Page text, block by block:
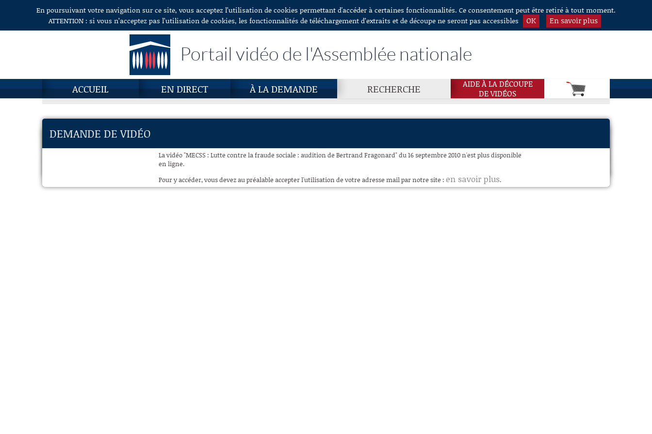
Aller au contenuEn poursuivant votre navigation sur ce site, vous acceptez l’utilisation de cookies permettant d'accéder à certaines fonctionnalités. Ce consentement peut être retiré à tout moment.
ATTENTION : si vous n’acceptez pas l’utilisation de cookies, les fonctionnalités de téléchargement d’extraits et de découpe ne seront pas accessibles
OK En savoir plus
Portail vidéo de l'Assemblée nationale
ACCUEIL EN DIRECT À LA DEMANDE RECHERCHE
AIDE À LA DÉCOUPE
DE VIDÉOS
DEMANDE DE VIDÉO
La vidéo "MECSS : Lutte contre la fraude sociale : audition de Bertrand Fragonard" du 16 septembre 2010 n'est plus disponible
en ligne.
Pour y accéder, vous devez au préalable accepter l'utilisation de votre adresse mail par notre site : en savoir plus.